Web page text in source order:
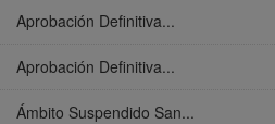
Aprobación Definitiva...
Aprobación Definitiva...
Ámbito Suspendido San...